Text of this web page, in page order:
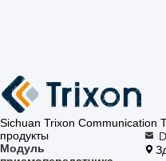
Sichuan Trixon Communication
продукты
Модуль